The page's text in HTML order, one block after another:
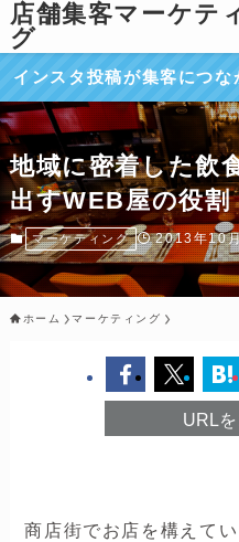
店舗集客マーケテ
グ
インスタ投稿が集客につな
地域に密着した飲
出すWEB屋の役割
マーケティング 2013年10
ホーム マーケティング
URL
商店街でお店を構えて